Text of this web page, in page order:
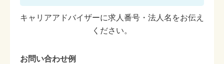
キャリアアドバイザーに求人番号・法人名をお伝え
ください。
お問い合わせ例